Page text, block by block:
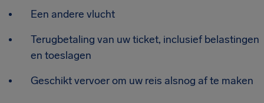
Een andere vlucht
Terugbetaling van uw ticket, inclusief belastingen
en toeslagen
Geschikt vervoer om uw reis alsnog af te maken